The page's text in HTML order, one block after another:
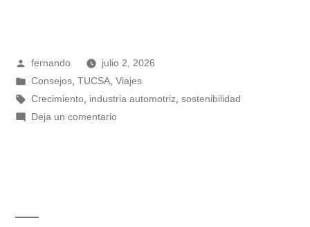
fernando
julio 2, 2026
Consejos,TUCSA,Viajes
Crecimiento, industria automotriz,sostenibilidad
Deja un comentario